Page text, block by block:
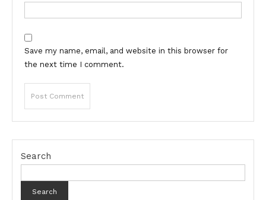
Save my name, email, and website in this browser for
the next time I comment.
Search
Search